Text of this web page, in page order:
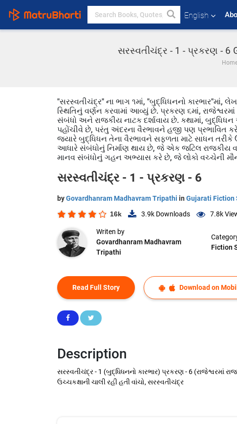
English
સરસ્વતીચંદ્ર - 1 - પ્રકરણ - 6
"સરસ્વતીચંદ્ર" ના ભાગ ૧માં, "બુદ્ધિધનનો કારભાર"માં,
સ્થિતિનું વર્ણન કરવામાં આવ્યું છે. પ્રકરણ ૬માં,
સંબંધો અને રાજકીય નાટક દર્શાવાય છે. કથામાં,
પહોંચીવે છે, પરંતુ અંદરના વૈરભાવને હજી પણ પ્રભાવિત
જ્યારે બુદ્ધિધન તેના વૈરભાવને સફળતા માટે સાધન તરીકે
આધારે સંબંધોનું નિર્માણ થાય છે, જે એક જટિલ રાજકીય
માનવ સંબંધોનું ગહન અભ્યાસ કરે છે, જે લોકો વચ્ચેની
સરસ્વતીચંદ્ર - 1 - પ્રકરણ - 6
byGovardhanram Madhavram Tripathi in Gujarati Fiction
16k 3.9k Downloads 7.8k
Writen by
Govardhanram Madhavram
Tripathi
Fiction
Read Full Story Download on
Description
સરસ્વતીચંદ્ર - 1 (બુદ્ધિધનનો કારભાર) પ્રકરણ - 6 (રાજેશ્વરમાં
ઉચ્ચકક્ષાની ચાલી રહી હતી વાંચો, સરસ્વતીચંદ્ર